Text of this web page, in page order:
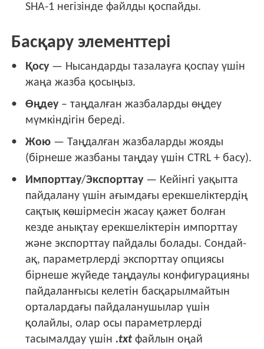
SHA-1 негізінде файлды қоспайды.
Басқару элементтері
Қосу— Нысандарды тазалауға қоспау үшін
жаңа жазба қосыңыз.
Өңдеу– таңдалған жазбаларды өңдеу
мүмкіндігін береді.
Жою — Таңдалған жазбаларды жояды
(бірнеше жазбаны таңдау үшін CTRL + басу).
Импорттау/Экспорттау— Кейінгі уақытта
пайдалану үшін ағымдағы ерекшеліктердің
сақтық көшірмесін жасау қажет болған
кезде анықтау ерекшеліктерін импорттау
және экспорттау пайдалы болады. Сондай-
ақ, параметрлерді экспорттау опциясы
бірнеше жүйеде таңдаулы конфигурацияны
пайдаланғысы келетін басқарылмайтын
орталардағы пайдаланушылар үшін
қолайлы, олар осы параметрлерді
тасымалдау үшін.txt файлын оңай